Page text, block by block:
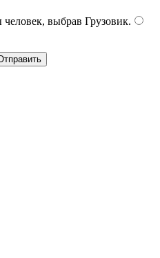
выбрав Грузовик.